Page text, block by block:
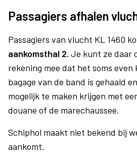
Passagiers afhalen
Passagiers van vlucht KL 1460
aankomsthal 2. Je kunt ze daar
rekening mee dat het soms
bagage van de band is gehaald
mogelijk te maken krijgen met
douane of de marechaussee.
Schiphol maakt niet bekend bij
aankomt.